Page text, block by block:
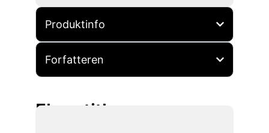
Produktinfo
Forfatteren
Flere titler